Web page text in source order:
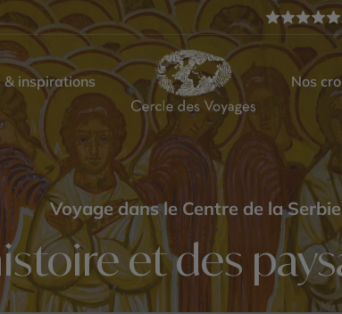
& inspirations Nos
Voyage dans le Centre de la Serbie
et des